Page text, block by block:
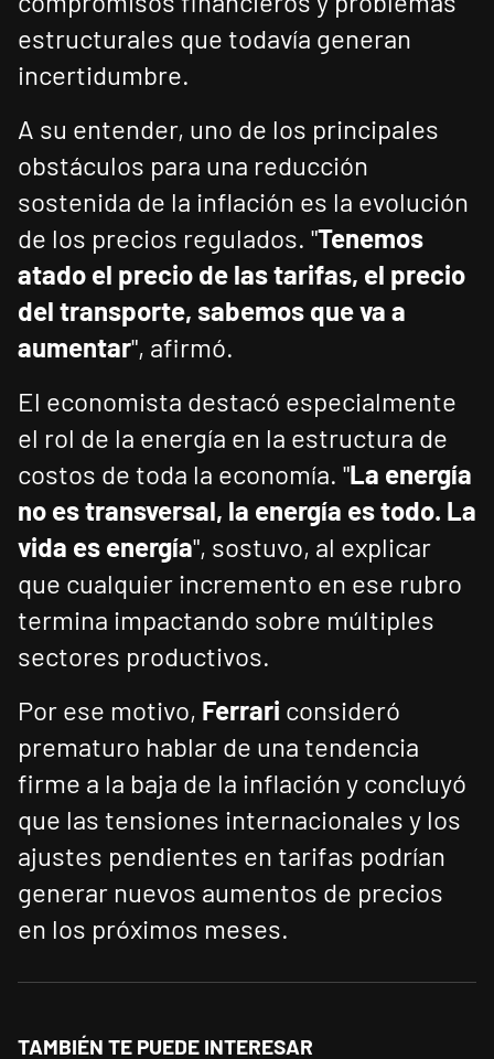
estructurales que todavía generan
incertidumbre.
A su entender, uno de los principales
obstáculos para una reducción
sostenida de la inflación es la evolución
de los precios regulados. "Tenemos
atado el precio de las tarifas, el precio
del transporte, sabemos que va a
aumentar", afirmó.
El economista destacó especialmente
el rol de la energía en la estructura de
costos de toda la economía. "La energía
no es transversal, la energía es todo. La
vida es energía", sostuvo, al explicar
que cualquier incremento en ese rubro
termina impactando sobre múltiples
sectores productivos.
Por ese motivo, Ferrari consideró
prematuro hablar de una tendencia
firme a la baja de la inflación y concluyó
que las tensiones internacionales y los
ajustes pendientes en tarifas podrían
generar nuevos aumentos de precios
en los próximos meses.
TAMBIÉN TE PUEDE INTERESAR